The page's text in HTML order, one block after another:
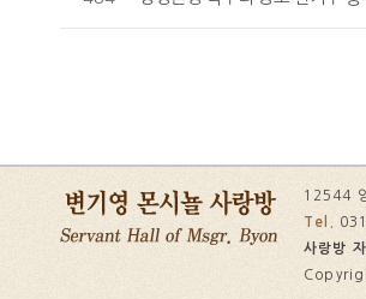
12544
Tel.
사랑방